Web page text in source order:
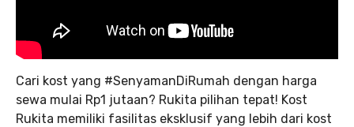
Cari kost yang #SenyamanDiRumah dengan harga
sewa mulai Rp1 jutaan? Rukita pilihan tepat! Kost
Rukita memiliki fasilitas eksklusif yang lebih dari kost